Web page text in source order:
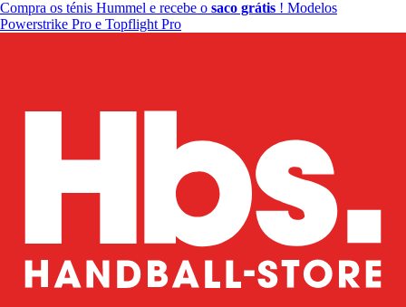
Compra os ténis Hummel e recebe o saco grátis ! Modelos
Powerstrike Pro e Topflight Pro